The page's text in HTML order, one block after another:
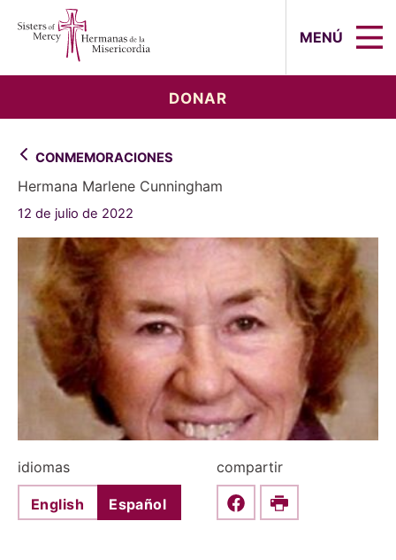
MENÚ
DONAR
CONMEMORACIONES
Hermana Marlene Cunningham
12 de julio de 2022
idiomas
English Español
compartir
Share this on Facebook
Print